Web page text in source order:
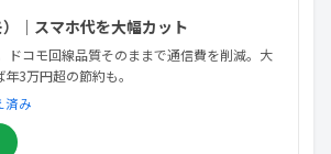
｜スマホ代を大幅カット
ドコモ回線品質そのままで通信費を削減。大
3万円超の節約も。
済み